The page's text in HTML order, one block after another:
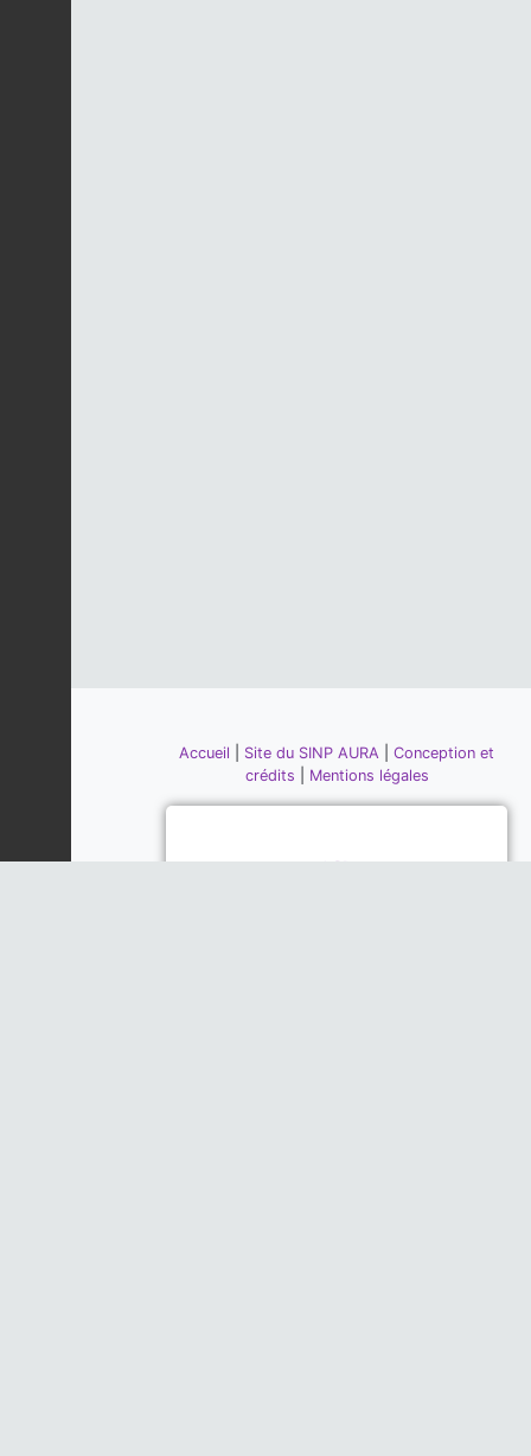
Accueil Site du SINP AURA
Conception et
crédits
Mentions légales